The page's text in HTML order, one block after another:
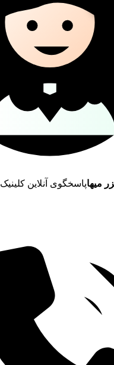
میهاپاسخگوی آنلاین کلینیک